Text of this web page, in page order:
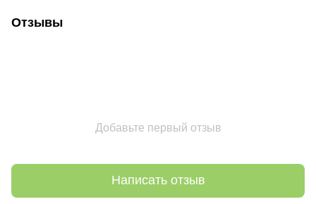
Отзывы
Добавьте первый отзыв
Написать отзыв